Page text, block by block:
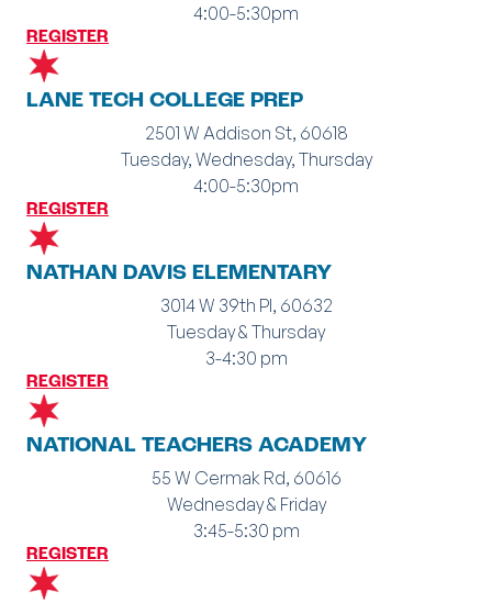
4:00-5:30pm
REGISTER
LANE TECH COLLEGE PREP
2501 W Addison St, 60618
Tuesday, Wednesday, Thursday
4:00-5:30pm
REGISTER
NATHAN DAVIS ELEMENTARY
3014 W 39th Pl, 60632
Tuesday & Thursday
3-4:30 pm
REGISTER
NATIONAL TEACHERS ACADEMY
55 W Cermak Rd, 60616
Wednesday & Friday
3:45-5:30 pm
REGISTER